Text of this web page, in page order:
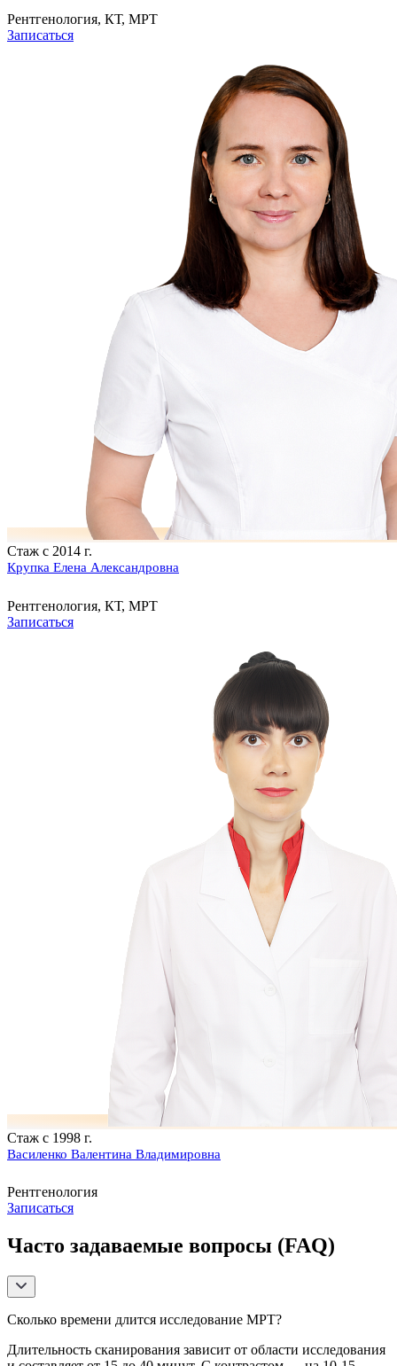
Рентгенология, КТ, МРТ
Записаться
Стаж с 2014 г.
Крупка Елена Александровна
Рентгенология, КТ, МРТ
Записаться
Стаж с 1998 г.
Василенко Валентина Владимировна
Рентгенология
Записаться
Часто задаваемые вопросы (FAQ)
Сколько времени длится исследование МРТ?
Длительность сканирования зависит от области исследования